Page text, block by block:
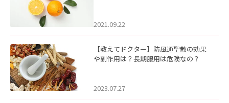
2021.09.22
【教えてドクター】防風通聖散の効果
や副作用は？長期服用は危険なの？
2023.07.27